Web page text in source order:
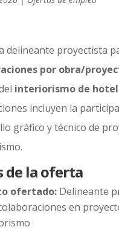
delineante proyectista
por obra/
interiorismo de
incluyen la
gráfico y técnico de
de la oferta
ofertado:Delineante
en